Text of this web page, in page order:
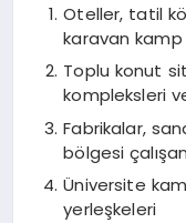
Oteller, tatil
karavan kamp
Toplu konut
kompleksleri
Fabrikalar,
bölgesi
Üniversite
yerleşkeleri